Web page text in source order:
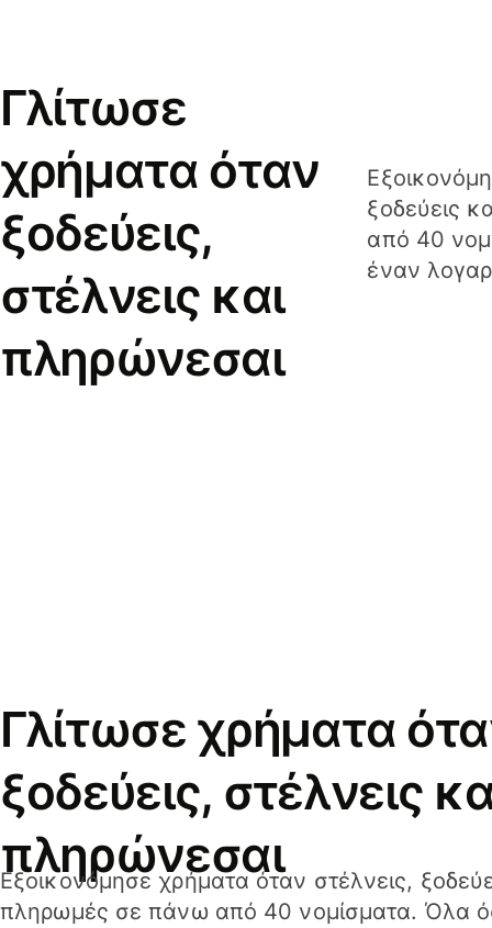
Γλίτωσε
χρήματα όταν
ξοδεύεις,
στέλνεις και
πληρώνεσαι
ξοδεύεις
από 40
έναν
Γλίτωσε χρήματα
ξοδεύεις, στέλνεις
πληρώνεσαι
Εξοικονόμησε χρήματα όταν στέλνεις,
πληρωμές σε πάνω από 40 νομίσματα. Όλα